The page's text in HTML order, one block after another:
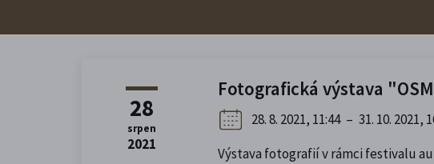
28
srpen
2021
Fotografická výstava
28. 8. 2021, 11:44 – 31. 10. 2021,
Výstava fotografií v rámci festivalu